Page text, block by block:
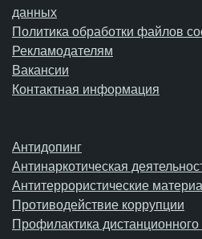
данных
Политика обработки файлов
Рекламодателям
Вакансии
Контактная информация
Антидопинг
Антинаркотическая
Антитеррористические
Противодействие коррупции
Профилактика